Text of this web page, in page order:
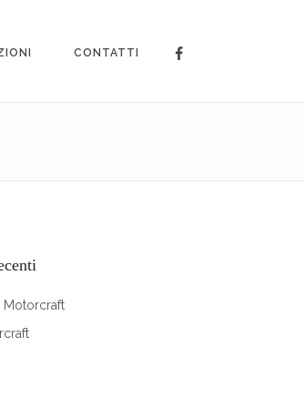
CONTATTI
Motorcraft